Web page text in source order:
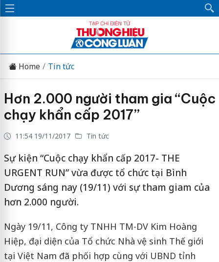
Home Tin tức
Hơn 2.000 người tham gia “Cuộc
chạy khẩn cấp 2017”
11:54 19/11/2017 Tin tức
Sự kiện “Cuộc chạy khẩn cấp 2017- THE
URGENT RUN” vừa được tổ chức tại Bình
Dương sáng nay (19/11) với sự tham giam của
hơn 2.000 người.
Ngày 19/11, Công ty TNHH TM-DV Kim Hoàng
Hiệp, đại diện của Tổ chức Nhà vệ sinh Thế giới
tại Việt Nam đã phối hợp cùng với UBND tỉnh